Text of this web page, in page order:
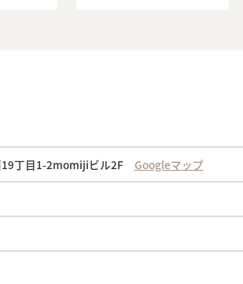
丁目1-2momijiビル2F Googleマップ